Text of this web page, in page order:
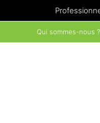
Qui sommes-nous ?